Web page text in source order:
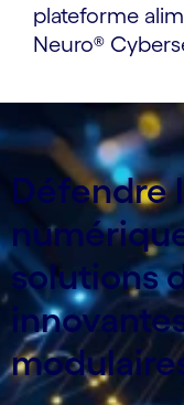
plateforme
Neuro®
Défendre
solutions